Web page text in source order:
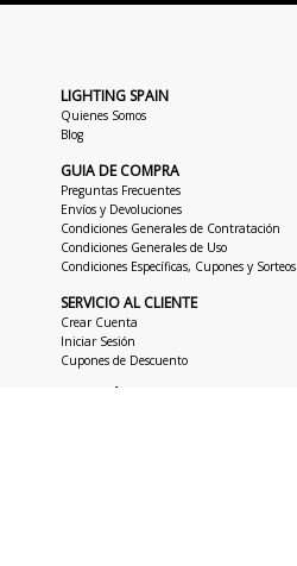
LIGHTING SPAIN
Quienes Somos
Blog
GUIA DE COMPRA
Preguntas Frecuentes
Envíos y Devoluciones
Condiciones Generales de Contratación
Condiciones Generales de Uso
Condiciones Específicas, Cupones y Sorteos
SERVICIO AL CLIENTE
Crear Cuenta
Iniciar Sesión
Cupones de Descuento